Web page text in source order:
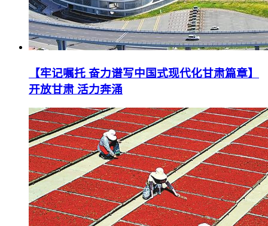
【牢记嘱托 奋力谱写中国式现代化甘肃篇章】
开放甘肃 活力奔涌